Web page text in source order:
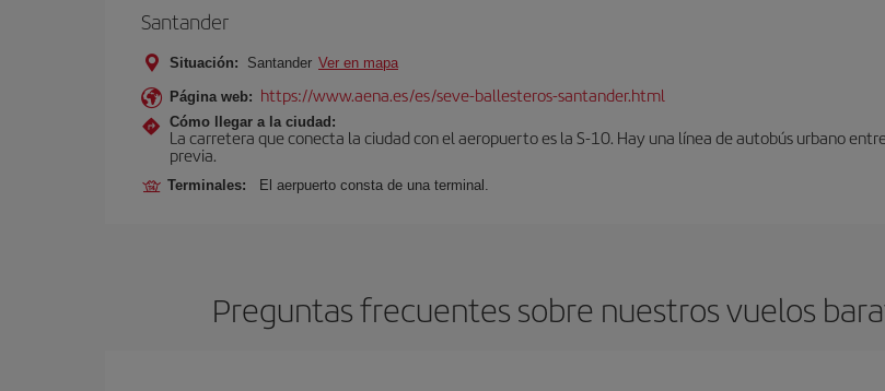
Santander
Situación: Santander Ver en mapa
Página web: https://www.aena.es/es/seve-ballesteros-santander.html
Cómo llegar a la ciudad:
La carretera que conecta la ciudad con el aeropuerto es la S-10. Hay una línea de autobús urbano
previa.
Terminales: El aerpuerto consta de una terminal.
Preguntas frecuentes sobre nuestros vuelos